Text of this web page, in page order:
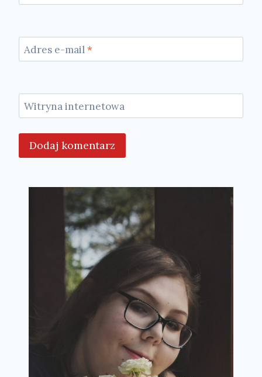
Adres e-mail*
Witryna internetowa